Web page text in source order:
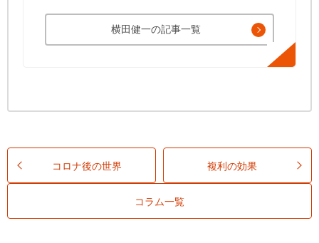
横田健一の記事一覧
コロナ後の世界
コラム一覧
複利の効果